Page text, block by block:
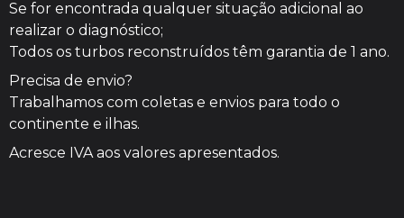
Se for encontrada qualquer situação adicional ao
realizar o diagnóstico;
Todos os turbos reconstruídos têm garantia de 1 ano.
Precisa de envio?
Trabalhamos com coletas e envios para todo o
continente e ilhas.
Acresce IVA aos valores apresentados.